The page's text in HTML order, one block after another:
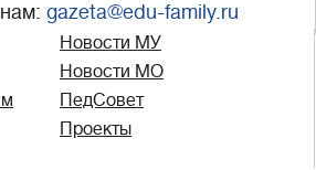
gazeta@edu-family.ru
Новости МУ
Новости МО
ПедСовет
Проекты